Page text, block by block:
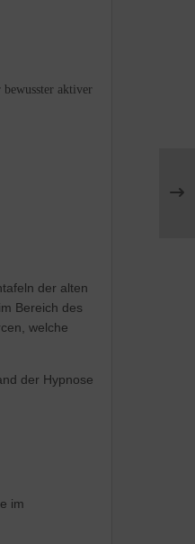
bewusster aktiver
der alten
Bereich des
welche
der Hypnose
im